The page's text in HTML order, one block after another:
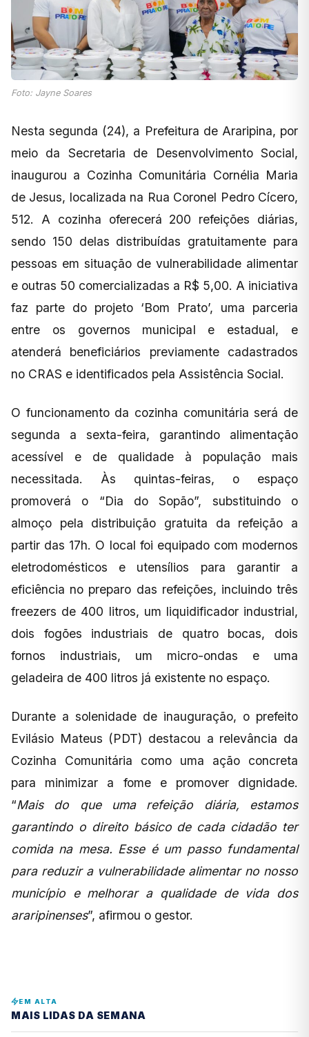
Foto: Jayne Soares
Nesta segunda (24), a Prefeitura de Araripina, por
meio da Secretaria de Desenvolvimento Social,
inaugurou a Cozinha Comunitária Cornélia Maria
de Jesus, localizada na Rua Coronel Pedro Cícero,
512. A cozinha oferecerá 200 refeições diárias,
sendo 150 delas distribuídas gratuitamente para
pessoas em situação de vulnerabilidade alimentar
e outras 50 comercializadas a R$ 5,00. A iniciativa
faz parte do projeto ‘Bom Prato’, uma parceria
entre os governos municipal e estadual, e
atenderá beneficiários previamente cadastrados
no CRAS e identificados pela Assistência Social.
O funcionamento da cozinha comunitária será de
segunda a sexta-feira, garantindo alimentação
acessível e de qualidade à população mais
necessitada. Às quintas-feiras, o espaço
promoverá o “Dia do Sopão”, substituindo o
almoço pela distribuição gratuita da refeição a
partir das 17h. O local foi equipado com modernos
eletrodomésticos e utensílios para garantir a
eficiência no preparo das refeições, incluindo três
freezers de 400 litros, um liquidificador industrial,
dois fogões industriais de quatro bocas, dois
fornos industriais, um micro-ondas e uma
geladeira de 400 litros já existente no espaço.
Durante a solenidade de inauguração, o prefeito
Evilásio Mateus (PDT) destacou a relevância da
Cozinha Comunitária como uma ação concreta
para minimizar a fome e promover dignidade.
“Mais do que uma refeição diária, estamos
garantindo o direito básico de cada cidadão ter
comida na mesa. Esse é um passo fundamental
para reduzir a vulnerabilidade alimentar no nosso
município e melhorar a qualidade de vida dos
araripinenses”, afirmou o gestor.
EM ALTA
MAIS LIDAS DA SEMANA